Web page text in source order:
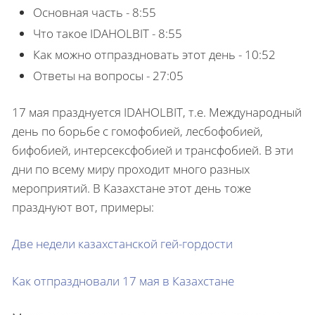
Основная часть - 8:55
Что такое IDAHOLBIT - 8:55
Как можно отпраздновать этот день - 10:52
Ответы на вопросы - 27:05
17 мая празднуется IDAHOLBIT, т.е. Международный
день по борьбе с гомофобией, лесбофобией,
бифобией, интерсексфобией и трансфобией. В эти
дни по всему миру проходит много разных
мероприятий. В Казахстане этот день тоже
празднуют вот, примеры:
Две недели казахстанской гей-гордости
Как отпраздновали 17 мая в Казахстане